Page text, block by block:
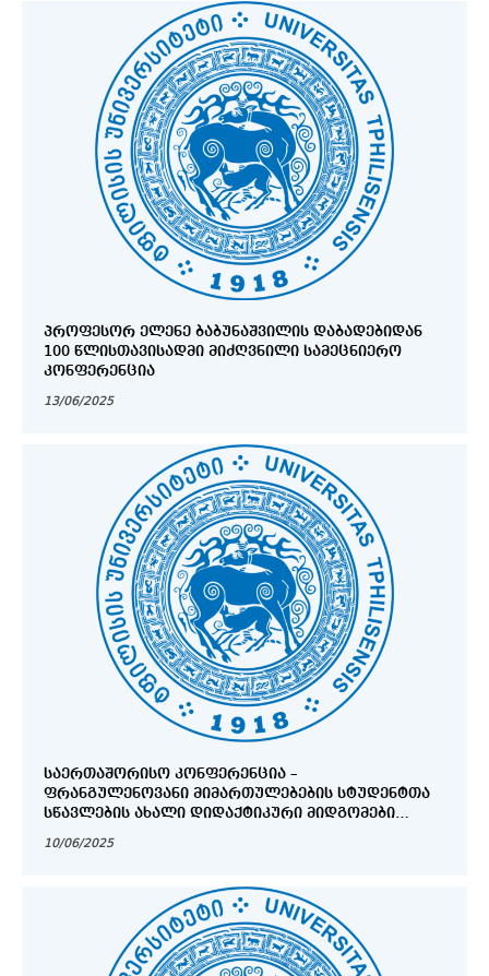
ᲞᲠᲝᲤᲔᲡᲝᲠ ᲔᲚᲔᲜᲔ ᲑᲐᲑᲣᲜᲐᲨᲕᲘᲚᲘᲡ ᲓᲐᲑᲐᲓᲔᲑᲘᲓᲐᲜ
100 ᲬᲚᲘᲡᲗᲐᲕᲘᲡᲐᲓᲛᲘ ᲛᲘᲫᲦᲕᲜᲘᲚᲘ ᲡᲐᲛᲔᲪᲜᲘᲔᲠᲝ
ᲙᲝᲜᲤᲔᲠᲔᲜᲪᲘᲐ
13/06/2025
ᲡᲐᲔᲠᲗᲐᲨᲝᲠᲘᲡᲝ ᲙᲝᲜᲤᲔᲠᲔᲜᲪᲘᲐ –
ᲤᲠᲐᲜᲒᲣᲚᲔᲜᲝᲕᲐᲜᲘ ᲛᲘᲛᲐᲠᲗᲣᲚᲔᲑᲔᲑᲘᲡ ᲡᲢᲣᲓᲔᲜᲢᲗᲐ
ᲡᲬᲐᲕᲚᲔᲑᲘᲡ ᲐᲮᲐᲚᲘ ᲓᲘᲓᲐᲥᲢᲘᲙᲣᲠᲘ ᲛᲘᲓᲒᲝᲛᲔᲑᲘ
ᲠᲔᲒᲘᲝᲜᲐᲚᲣᲠ ᲙᲝᲜᲢᲔᲥᲡᲢᲨᲘ (ᲠᲣᲛᲘᲜᲔᲗᲘ–ᲣᲙᲠᲐᲘᲜᲐ –
10/06/2025